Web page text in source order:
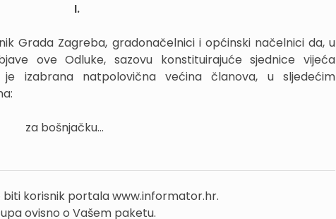
I.
Grada Zagreba, gradonačelnici i općinski načelnici da, u
ove Odluke, sazovu konstituirajuće sjednice vijeća
izabrana natpolovična većina članova, u sljedećim
korisnik portala www.informator.hr.
ovisno o Vašem paketu.